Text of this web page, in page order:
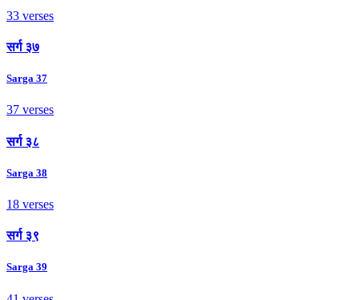
33 verses
सर्ग ३७
Sarga 37
37 verses
सर्ग ३८
Sarga 38
18 verses
सर्ग ३९
Sarga 39